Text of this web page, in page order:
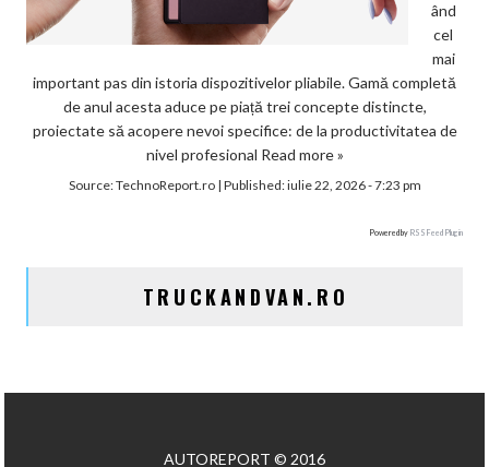
ând
cel
mai
important pas din istoria dispozitivelor pliabile. Gamă completă
de anul acesta aduce pe piață trei concepte distincte,
proiectate să acopere nevoi specifice: de la productivitatea de
nivel profesional Read more »
Source:TechnoReport.ro| Published:iulie 22, 2026 - 7:23 pm
Powered by RSS Feed Plugin
TRUCKANDVAN.RO
AUTOREPORT © 2016